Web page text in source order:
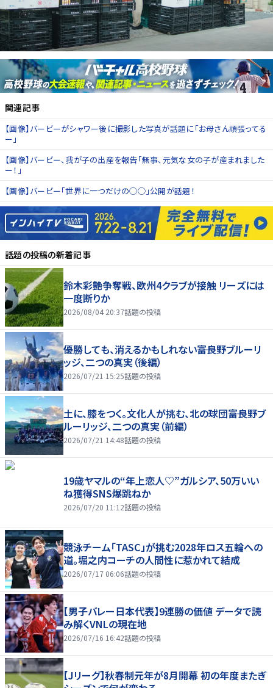
関連記事
【画像】バービーがシャワー後に撮影した写真が話題に「お母さん頑張ってる
ー」
【画像】バービー、我が子の出産を報告「無事、元気な女の子が産まれました
ー！」
【画像】バービー「世界に一つだけの◯◯」公開が話題！
話題の投稿の新着記事
鈴木彩艶争奪戦、欧州4クラブが接触 リーズには
一度断りか
2026/08/04 20:37話題の投稿
優勝しても、消えるかもしれない――富良野ブルーリ
ッジ、二つの真実（後編）
2026/07/21 15:25話題の投稿
土に、膝をつく。文化人が挑む、北の球団――富良野ブ
ルーリッジ、二つの真実（前編）
2026/07/21 14:48話題の投稿
19歳ヤマルの“年上恋人♡”ガルシア、50万いい
ね獲得SNS爆跳ねか
2026/07/20 11:12話題の投稿
競泳チーム「TASC」が挑む2028年ロス五輪への
道。堀之内コーチの人間性に惹かれて結成
2026/07/17 06:06話題の投稿
【男子バレー日本代表】9連勝の価値 データで読
み解くVNLの現在地
2026/07/16 16:42話題の投稿
【Jリーグ】秋春制元年が8月開幕 初の年度またぎ